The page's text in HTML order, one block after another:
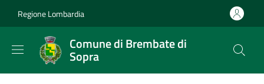
Regione Lombardia
Comune di Brembate di
Sopra